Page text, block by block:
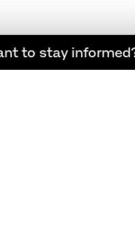
Sie informiert
to stay